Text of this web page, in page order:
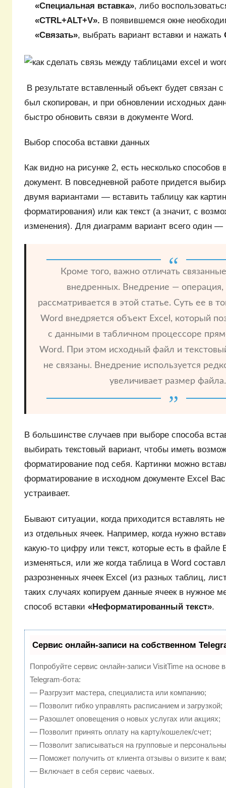
«Специальная вставка», либо
«CTRL+ALT+V». В появившемся окне
«Связать», выбрать вариант вставки и нажать
В результате вставленный объект будет связан
был скопирован, и при обновлении исходных
быстро обновить связи в документе Word.
Выбор способа вставки данных
Как видно на рисунке 2, есть несколько способов
документ. В повседневной работе придется
двумя вариантами — вставить таблицу как
форматирования) или как текст (а значит, с
изменения). Для диаграмм вариант всего один —
Кроме того, важно отличать
внедренных. Внедрение — операция,
рассматривается в этой статье. Суть ее в
Word внедряется объект Excel, который
с данными в табличном процессоре
Word. При этом исходный файл и
не связаны. Внедрение используется
увеличивает размер
В большинстве случаев при выборе способа
выбирать текстовый вариант, чтобы иметь
форматирование под себя. Картинки можно
форматирование в исходном документе Excel
устраивает.
Бывают ситуации, когда приходится вставлять
из отдельных ячеек. Например, когда нужно
какую-то цифру или текст, которые есть в файле
изменяться, или же когда таблица в Word
разрозненных ячеек Excel (из разных таблиц,
таких случаях копируем данные ячеек в нужное
способ вставки «Неформатированный текст».
Сервис онлайн-записи на собственном
Попробуйте сервис онлайн-записи VisitTime на основе
Telegram-бота:
— Разгрузит мастера, специалиста или компанию;
— Позволит гибко управлять расписанием и загрузкой;
— Разошлет оповещения о новых услугах или акциях;
— Позволит принять оплату на карту/кошелек/счет;
— Позволит записываться на групповые и
— Поможет получить от клиента отзывы о визите к вам;
— Включает в себя сервис чаевых.